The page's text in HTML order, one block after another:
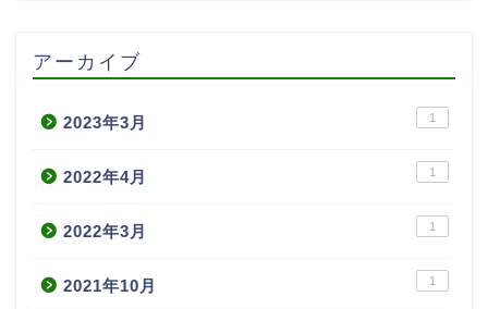
アーカイブ
2023年3月 1
2022年4月 1
2022年3月 1
2021年10月 1